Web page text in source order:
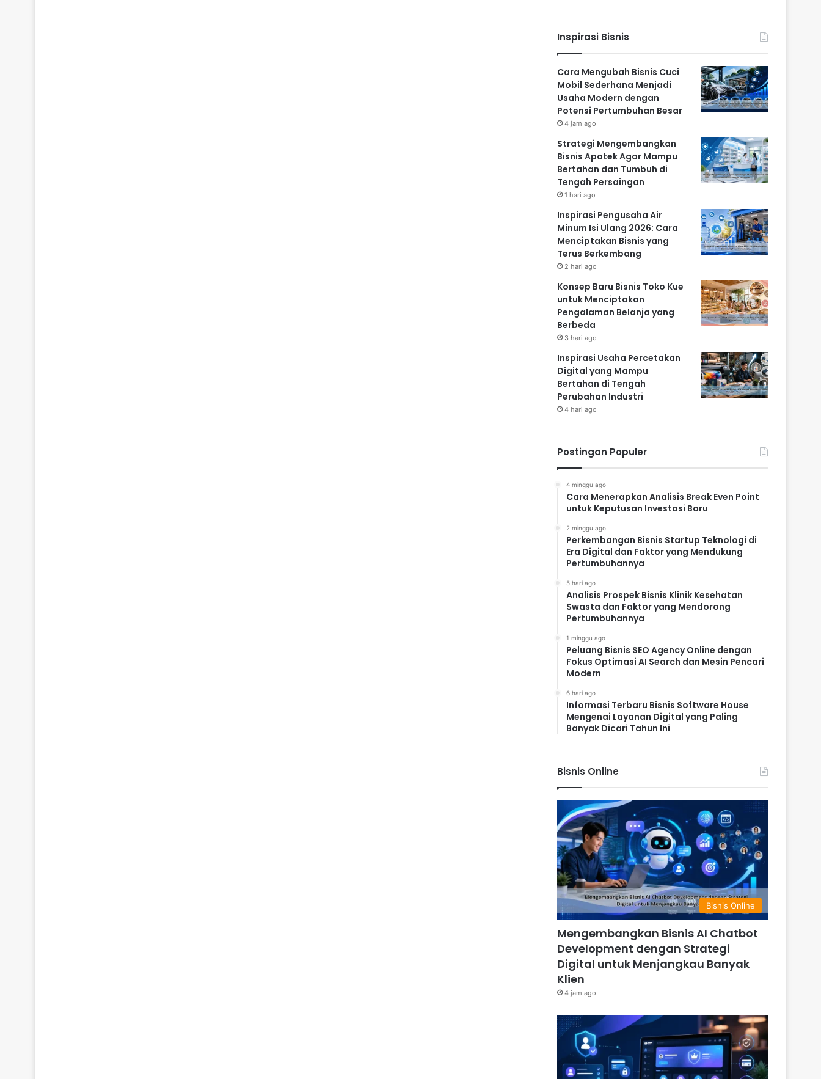
Inspirasi Bisnis
Cara Mengubah Bisnis Cuci
Mobil Sederhana Menjadi
Usaha Modern dengan
Potensi Pertumbuhan Besar
4 jam ago
Strategi Mengembangkan
Bisnis Apotek Agar Mampu
Bertahan dan Tumbuh di
Tengah Persaingan
1 hari ago
Inspirasi Pengusaha Air
Minum Isi Ulang 2026: Cara
Menciptakan Bisnis yang
Terus Berkembang
2 hari ago
Konsep Baru Bisnis Toko Kue
untuk Menciptakan
Pengalaman Belanja yang
Berbeda
3 hari ago
Inspirasi Usaha Percetakan
Digital yang Mampu
Bertahan di Tengah
Perubahan Industri
4 hari ago
Postingan Populer
4 minggu ago
Cara Menerapkan Analisis Break Even Point
untuk Keputusan Investasi Baru
2 minggu ago
Perkembangan Bisnis Startup Teknologi di
Era Digital dan Faktor yang Mendukung
Pertumbuhannya
5 hari ago
Analisis Prospek Bisnis Klinik Kesehatan
Swasta dan Faktor yang Mendorong
Pertumbuhannya
1 minggu ago
Peluang Bisnis SEO Agency Online dengan
Fokus Optimasi AI Search dan Mesin Pencari
Modern
6 hari ago
Informasi Terbaru Bisnis Software House
Mengenai Layanan Digital yang Paling
Banyak Dicari Tahun Ini
Bisnis Online
Bisnis Online
Mengembangkan Bisnis AI Chatbot
Development dengan Strategi
Digital untuk Menjangkau Banyak
Klien
4 jam ago